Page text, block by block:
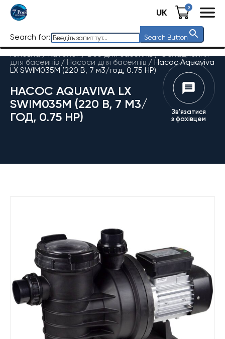
UK 0
Search for: Search Button
Головна / Каталог/Все для басейнів/Обладнання
для басейнів / Насоси для басейнів / Насос Aquaviva
LX SWIM035M (220 В, 7 м3/год, 0.75 HP)
НАСОС AQUAVIVA LX
SWIM035M (220 В, 7 М3/
ГОД, 0.75 HP)
Зв'язатися
з фахівцем